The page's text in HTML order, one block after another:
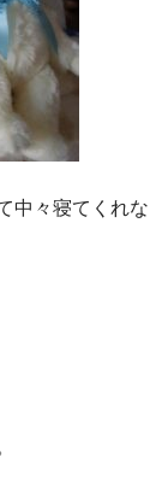
中々寝てくれな